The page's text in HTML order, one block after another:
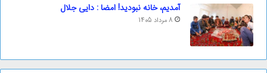
آمدیم، خانه نبودید! امضا : دایی جلال
8 مرداد 1405